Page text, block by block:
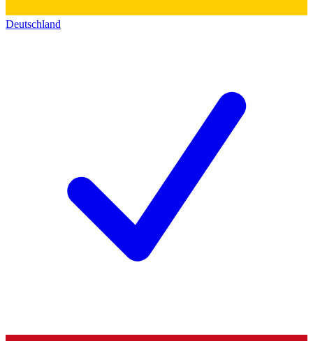
Deutschland